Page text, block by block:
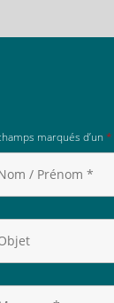
marqués d’un *